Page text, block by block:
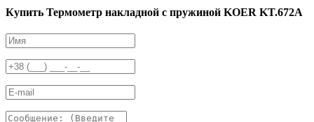
Купить Термометр накладной с пружиной KOER KT.672A